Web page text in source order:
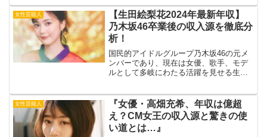
さんの兄弟にスポットを当て、家族エピ
ソードから彼女の素顔に迫っ...
女性芸能人
【生田絵梨花2024年最新年収】
乃木坂46卒業後の収入源を徹底分
析！
国民的アイドルグループ乃木坂46の元メ
ンバーであり、現在は女優、歌手、モデ
ルとして多岐にわたる活躍を見せる生田
います。出典元：クランクイン！今回
は、生田絵梨花さんの20...
女性芸能人
『女優・高畑充希、年収は億超
え？CM女王の収入源と驚きの使
い道とは…』